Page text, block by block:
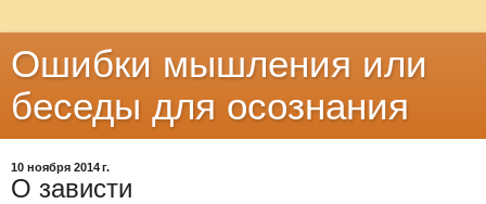
Ошибки мышления или
беседы для осознания
10 ноября 2014 г.
О зависти